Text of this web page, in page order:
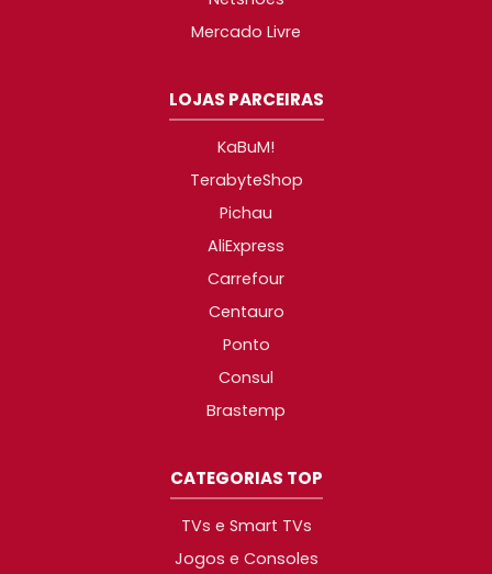
Mercado Livre
LOJAS PARCEIRAS
KaBuM!
TerabyteShop
Pichau
AliExpress
Carrefour
Centauro
Ponto
Consul
Brastemp
CATEGORIAS TOP
TVs e Smart TVs
Jogos e Consoles